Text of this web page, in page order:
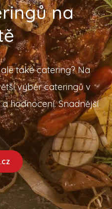
na
také catering? Na
výběr cateringů v
hodnocení. Snadnější